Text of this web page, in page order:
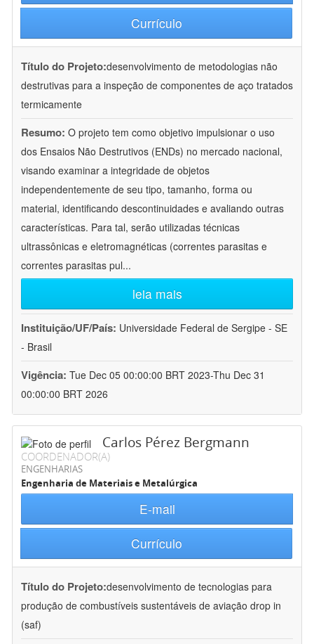
Currículo
Título do Projeto:desenvolvimento de metodologias não
destrutivas para a inspeção de componentes de aço tratados
termicamente
Resumo: O projeto tem como objetivo impulsionar o uso
dos Ensaios Não Destrutivos (ENDs) no mercado nacional,
visando examinar a integridade de objetos
independentemente de seu tipo, tamanho, forma ou
material, identificando descontinuidades e avaliando outras
características. Para tal, serão utilizadas técnicas
ultrassônicas e eletromagnéticas (correntes parasitas e
correntes parasitas pul...
leia mais
Instituição/UF/País: Universidade Federal de Sergipe - SE
- Brasil
Vigência: Tue Dec 05 00:00:00 BRT 2023-Thu Dec 31
00:00:00 BRT 2026
Carlos Pérez Bergmann
COORDENADOR(A)
ENGENHARIAS
Engenharia de Materiais e Metalúrgica
E-mail
Currículo
Título do Projeto:desenvolvimento de tecnologias para
produção de combustíveis sustentáveis de aviação drop in
(saf)